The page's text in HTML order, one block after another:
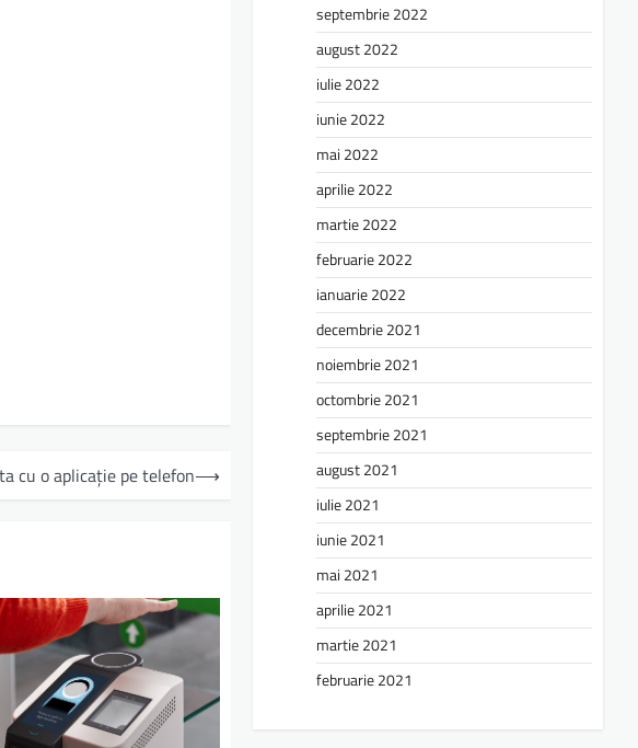
cu o aplicaţie pe telefon⟶
septembrie 2022
august 2022
iulie 2022
iunie 2022
mai 2022
aprilie 2022
martie 2022
februarie 2022
ianuarie 2022
decembrie 2021
noiembrie 2021
octombrie 2021
septembrie 2021
august 2021
iulie 2021
iunie 2021
mai 2021
aprilie 2021
martie 2021
februarie 2021